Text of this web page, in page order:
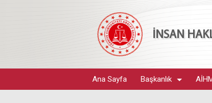
İNSAN
Ana Sayfa Başkanlık